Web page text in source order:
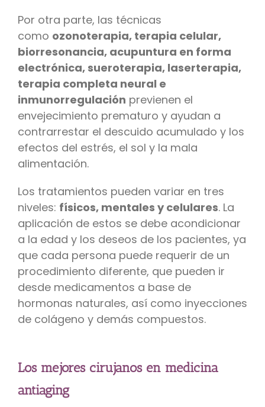
Por otra parte, las técnicas
como ozonoterapia, terapia celular,
biorresonancia, acupuntura en forma
electrónica, sueroterapia, laserterapia,
terapia completa neural e
inmunorregulación previenen el
envejecimiento prematuro y ayudan a
contrarrestar el descuido acumulado y los
efectos del estrés, el sol y la mala
alimentación.
Los tratamientos pueden variar en tres
niveles: físicos, mentales y celulares. La
aplicación de estos se debe acondicionar
a la edad y los deseos de los pacientes, ya
que cada persona puede requerir de un
procedimiento diferente, que pueden ir
desde medicamentos a base de
hormonas naturales, así como inyecciones
de colágeno y demás compuestos.
Los mejores cirujanos en medicina
antiaging